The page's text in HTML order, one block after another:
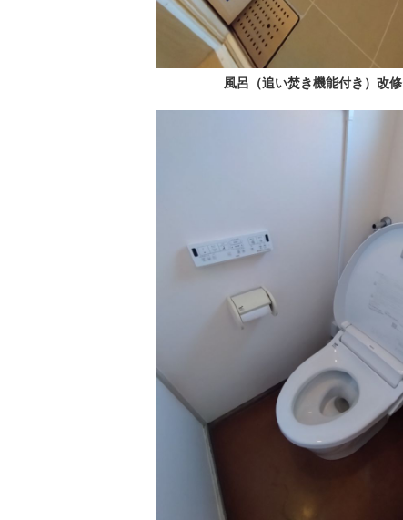
風呂（追い焚き機能付き）改修